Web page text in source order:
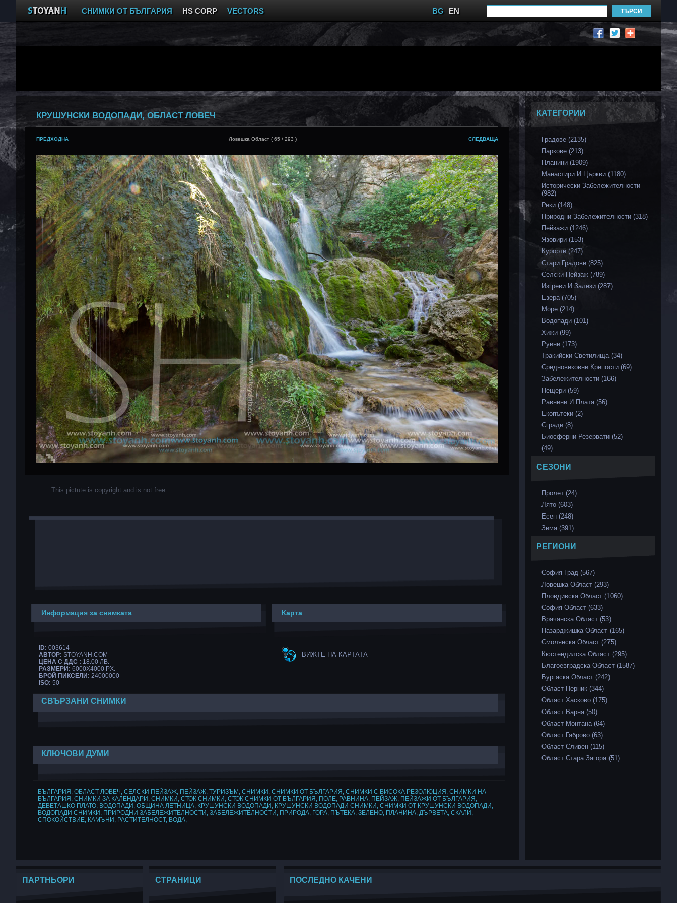
СНИМКИ ОТ БЪЛГАРИЯ HS CORP VECTORS BG EN
КРУШУНСКИ ВОДОПАДИ, ОБЛАСТ ЛОВЕЧ
ПРЕДХОДНА Ловешка Област ( 65 / 293 ) СЛЕДВАЩА
This pictute is copyright and is not free.
Информация за снимката
ID: 003614
АВТОР: STOYANH.COM
ЦЕНА С ДДС : 18.00 ЛВ.
РАЗМЕРИ: 6000X4000 PX.
БРОЙ ПИКСЕЛИ: 24000000
ISO: 50
Карта
ВИЖТЕ НА КАРТАТА
СВЪРЗАНИ СНИМКИ
КЛЮЧОВИ ДУМИ
БЪЛГАРИЯ , ОБЛАСТ ЛОВЕЧ , СЕЛСКИ ПЕЙЗАЖ, ПЕЙЗАЖ, ТУРИЗЪМ , СНИМКИ , СНИМКИ ОТ БЪЛГАРИЯ , СНИМКИ С ВИСОКА РЕЗОЛЮЦИЯ , СНИМКИ НА
БЪЛГАРИЯ , СНИМКИ ЗА КАЛЕНДАРИ , СНИМКИ , СТОК СНИМКИ , СТОК СНИМКИ ОТ БЪЛГАРИЯ , ПОЛЕ, РАВНИНА, ПЕЙЗАЖ, ПЕЙЗАЖИ ОТ БЪЛГАРИЯ ,
ДЕВЕТАШКО ПЛАТО, ВОДОПАДИ , ОБЩИНА ЛЕТНИЦА, КРУШУНСКИ ВОДОПАДИ , КРУШУНСКИ ВОДОПАДИ СНИМКИ , СНИМКИ ОТ КРУШУНСКИ ВОДОПАДИ ,
ВОДОПАДИ СНИМКИ , ПРИРОДНИ ЗАБЕЛЕЖИТЕЛНОСТИ , ЗАБЕЛЕЖИТЕЛНОСТИ , ПРИРОДА, ГОРА, ПЪТЕКА, ЗЕЛЕНО, ПЛАНИНА, ДЪРВЕТА, СКАЛИ ,
СПОКОЙСТВИЕ, КАМЪНИ , РАСТИТЕЛНОСТ, ВОДА,
КАТЕГОРИИ
Градове (2135)
Паркове (213)
Планини (1909)
Манастири И Църкви (1180)
Исторически Забележителности
(982)
Реки (148)
Природни Забележителности (318)
Пейзажи (1246)
Язовири (153)
Курорти (247)
Стари Градове (825)
Селски Пейзаж (789)
Изгреви И Залези (287)
Езера (705)
Море (214)
Водопади (101)
Хижи (99)
Руини (173)
Тракийски Светилища (34)
Средновековни Крепости (69)
Забележителности (166)
Пещери (59)
Равнини И Плата (56)
Екопътеки (2)
Сгради (8)
Биосферни Резервати (52)
(49)
СЕЗОНИ
Пролет (24)
Лято (603)
Есен (248)
Зима (391)
РЕГИОНИ
София Град (567)
Ловешка Област (293)
Пловдивска Област (1060)
София Област (633)
Врачанска Област (53)
Пазарджишка Област (165)
Смолянска Област (275)
Кюстендилска Област (295)
Благоевградска Област (1587)
Бургаска Област (242)
Област Перник (344)
Област Хасково (175)
Област Варна (50)
Област Монтана (64)
Област Габрово (63)
Област Сливен (115)
Област Стара Загора (51)
ПАРТНЬОРИ СТРАНИЦИ ПОСЛЕДНО КАЧЕНИ